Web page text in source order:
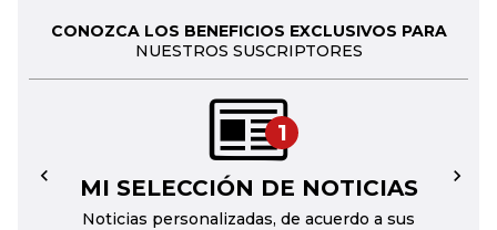
CONOZCA LOS BENEFICIOS EXCLUSIVOS PARA
NUESTROS SUSCRIPTORES
1
MI SELECCIÓN DE NOTICIAS
Noticias personalizadas, de acuerdo a sus
← →